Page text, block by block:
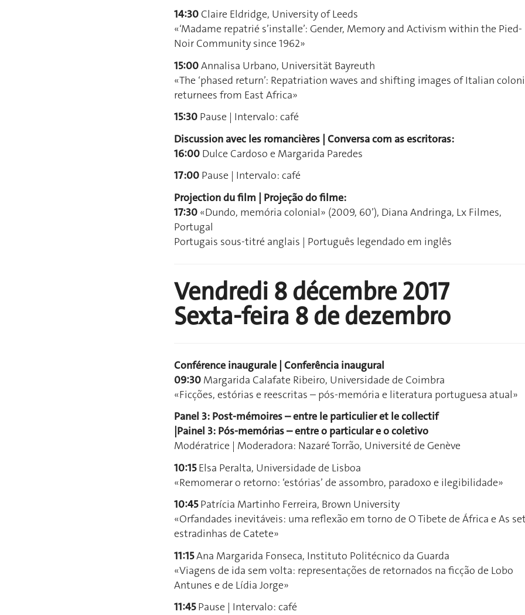
14:30 Claire Eldridge, University of Leeds
«‘Madame repatrié s’installe’: Gender, Memory and Activism within the Pied-
Noir Community since 1962»
15:00Annalisa Urbano, Universität Bayreuth
«The ‘phased return’: Repatriation waves and shifting images of Italian
returnees from East Africa»
15:30 Pause | Intervalo: café
Discussion avec les romancières | Conversa com as escritoras:
16:00 Dulce Cardoso e Margarida Paredes
17 :00 Pause | Intervalo: café
Projection du film | Projeção do filme:
17:30 «Dundo, memória colonial» (2009, 60’), Diana Andringa, Lx Filmes,
Portugal
Portugais sous-titré anglais | Português legendado em inglês
Vendredi 8 décembre 2017
Sexta-feira 8 de dezembro
Conférence inaugurale | Conferência inaugural
09:30 Margarida Calafate Ribeiro, Universidade de Coimbra
«Ficções, estórias e reescritas – pós-memória e literatura portuguesa atual»
Panel 3: Post-mémoires – entre le particulier et le collectif
|Painel 3: Pós-memórias – entre o particular e o coletivo
Modératrice | Moderadora: Nazaré Torrão, Université de Genève
10:15Elsa Peralta, Universidade de Lisboa
«Remomerar o retorno: ‘estórias’ de assombro, paradoxo e ilegibilidade»
10:45Patrícia Martinho Ferreira, Brown University
«Orfandades inevitáveis: uma reflexão em torno de O Tibete de África e As
estradinhas de Catete»
11:15Ana Margarida Fonseca, Instituto Politécnico da Guarda
«Viagens de ida sem volta: representações de retornados na ficção de Lobo
Antunes e de Lídia Jorge»
11:45Pause | Intervalo: café